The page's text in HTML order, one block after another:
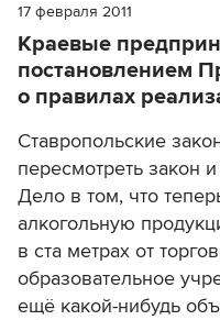
17 февраля 2011
Краевые
постановлением
о правилах
Ставропольские
пересмотреть закон
Дело в том, что
алкогольную
в ста метрах от
образовательное
ещё какой-нибудь